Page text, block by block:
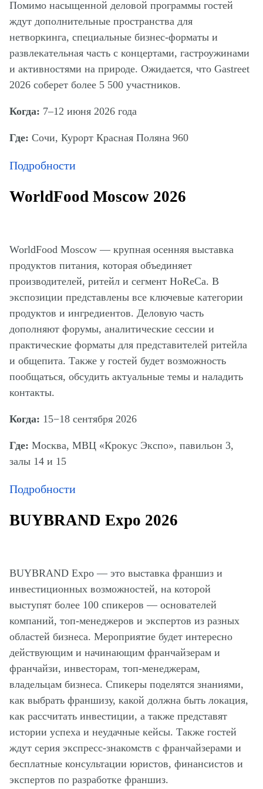
Помимо насыщенной деловой программы гостей
ждут дополнительные пространства для
нетворкинга, специальные бизнес-форматы и
развлекательная часть с концертами, гастроужинами
и активностями на природе. Ожидается, что Gastreet
2026 соберет более 5 500 участников.
Когда: 7–12 июня 2026 года
Где: Сочи, Курорт Красная Поляна 960
Подробности
WorldFood Moscow 2026
WorldFood Moscow — крупная осенняя выставка
продуктов питания, которая объединяет
производителей, ритейл и сегмент HoReCa. В
экспозиции представлены все ключевые категории
продуктов и ингредиентов. Деловую часть
дополняют форумы, аналитические сессии и
практические форматы для представителей ритейла
и общепита. Также у гостей будет возможность
пообщаться, обсудить актуальные темы и наладить
контакты.
Когда: 15−18 сентября 2026
Где: Москва, МВЦ «Крокус Экспо», павильон 3,
залы 14 и 15
Подробности
BUYBRAND Expo 2026
BUYBRAND Expo — это выставка франшиз и
инвестиционных возможностей, на которой
выступят более 100 спикеров — основателей
компаний, топ-менеджеров и экспертов из разных
областей бизнеса. Мероприятие будет интересно
действующим и начинающим франчайзерам и
франчайзи, инвесторам, топ-менеджерам,
владельцам бизнеса. Спикеры поделятся знаниями,
как выбрать франшизу, какой должна быть локация,
как рассчитать инвестиции, а также представят
истории успеха и неудачные кейсы. Также гостей
ждут серия экспресс-знакомств с франчайзерами и
бесплатные консультации юристов, финансистов и
экспертов по разработке франшиз.